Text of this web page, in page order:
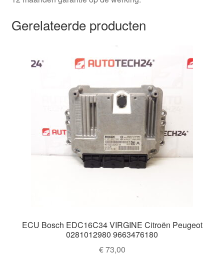
Gerelateerde producten
ECU Bosch EDC16C34 VIRGINE Citroën Peugeot
0281012980 9663476180
€73,00